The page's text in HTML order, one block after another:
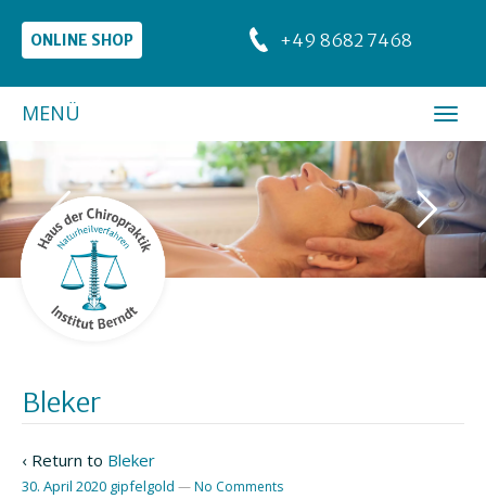
ONLINE SHOP +49 8682 7468
MENÜ
Bleker
‹ Return to Bleker
30. April 2020 gipfelgold —No Comments